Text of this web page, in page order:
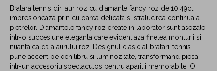
Bratara tennis din aur roz cu diamante fancy roz de 10.49ct
impresioneaza prin culoarea delicata si stralucirea continua a
pietrelor. Diamantele fancy roz create in laborator sunt asezate
intr-o succesiune eleganta care evidentiaza finetea monturii si
nuanta calda a aurului roz. Designul clasic al bratarii tennis
pune accent pe echilibru si luminozitate, transformand piesa
intr-un accesoriu spectaculos pentru aparitii memorabile. O